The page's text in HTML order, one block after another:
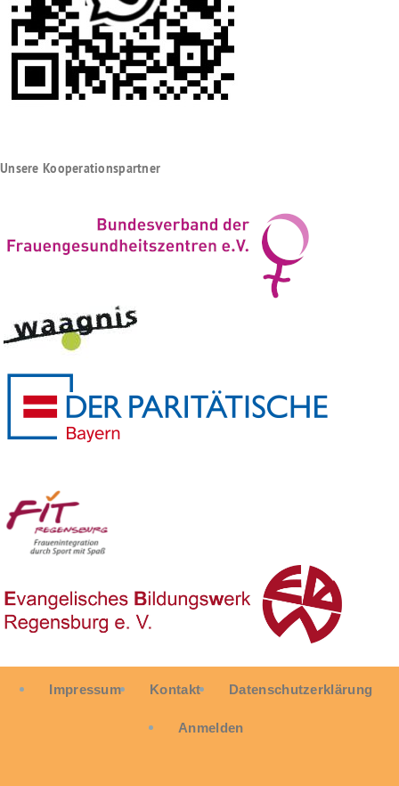
Unsere Kooperationspartner
User
Impressum Kontakt Datenschutzerklärung
Anmelden